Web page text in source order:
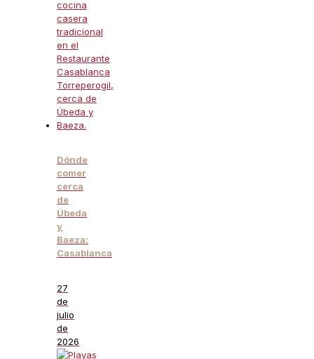
Dónde
comer
cerca
de
Úbeda
y
Baeza:
Casablanca
27
de
julio
de
2026